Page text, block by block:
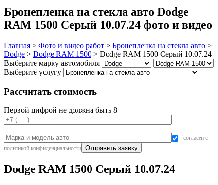
Бронепленка на стекла авто Dodge
RAM 1500 Серый 10.07.24 фото и видео
Главная > Фото и видео работ > Бронепленка на стекла авто >
Dodge > Dodge RAM 1500 > Dodge RAM 1500 Серый 10.07.24
Выберите марку автомобиля
Выберите услугу
Рассчитать стоимость
Первой цифрой не должна быть 8
согласен с
политикой конфиденциальности
Dodge RAM 1500 Серый 10.07.24